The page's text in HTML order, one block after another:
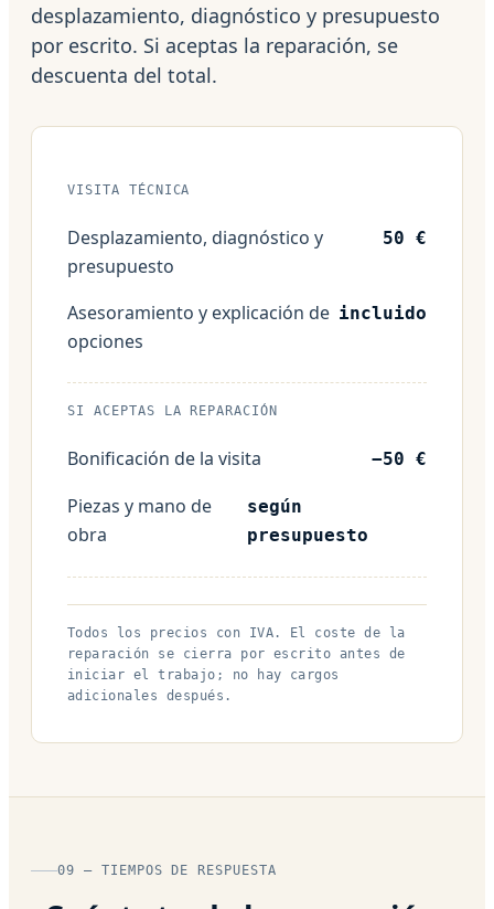
desplazamiento, diagnóstico y presupuesto
por escrito. Si aceptas la reparación, se
descuenta del total.
VISITA TÉCNICA
Desplazamiento, diagnóstico y
presupuesto
50 €
Asesoramiento y explicación de
opciones
incluido
SI ACEPTAS LA REPARACIÓN
Bonificación de la visita −50 €
Piezas y mano de
obra
según
presupuesto
Todos los precios con IVA. El coste de la
reparación se cierra por escrito antes de
iniciar el trabajo; no hay cargos
adicionales después.
09 — TIEMPOS DE RESPUESTA